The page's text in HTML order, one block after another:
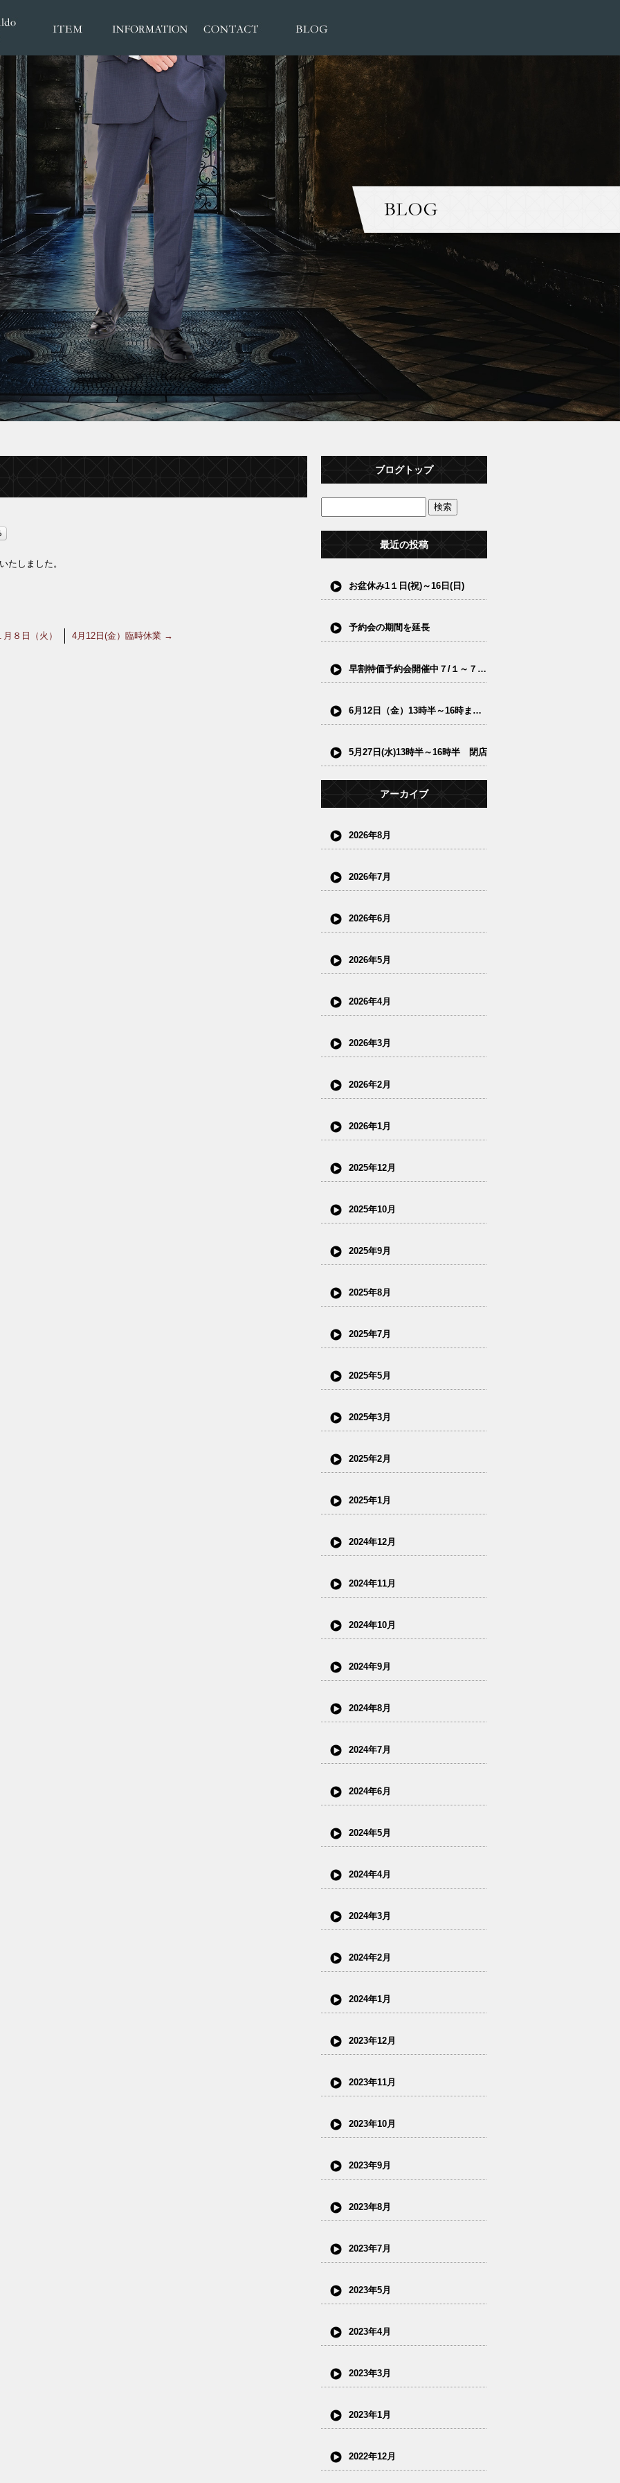
たしました。
８日（火） 4月12日(金）臨時休業 →
ブログトップ
最近の投稿
お盆休み1１日(祝)～16日(日)
予約会の期間を延長
早割特価予約会開催中７/１～７/15(水)
6月12日（金）13時半～16時まで閉店
5月27日(水)13時半～16時半 閉店
アーカイブ
2026年8月
2026年7月
2026年6月
2026年5月
2026年4月
2026年3月
2026年2月
2026年1月
2025年12月
2025年10月
2025年9月
2025年8月
2025年7月
2025年5月
2025年3月
2025年2月
2025年1月
2024年12月
2024年11月
2024年10月
2024年9月
2024年8月
2024年7月
2024年6月
2024年5月
2024年4月
2024年3月
2024年2月
2024年1月
2023年12月
2023年11月
2023年10月
2023年9月
2023年8月
2023年7月
2023年5月
2023年4月
2023年3月
2023年1月
2022年12月